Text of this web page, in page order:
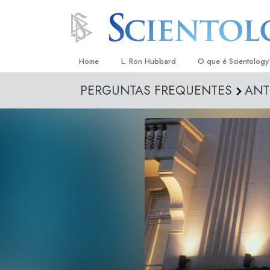
Home L. Ron Hubbard O que é
Crenças e Práticas
Credos e Códigos
Aquilo que os
sobre Scientology
Conheça um
Dentro duma Igreja
Os Princípios
Uma Introdução a
PERGUNTAS FREQUENTES